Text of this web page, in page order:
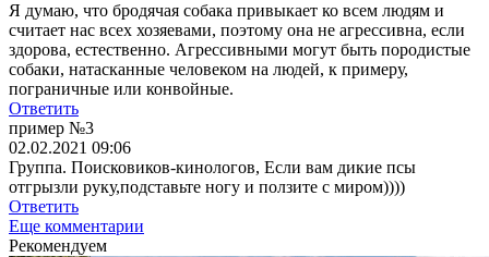
Я думаю, что бродячая собака привыкает ко всем людям и
считает нас всех хозяевами, поэтому она не агрессивна, если
здорова, естественно. Агрессивными могут быть породистые
собаки, натасканные человеком на людей, к примеру,
пограничные или конвойные.
Ответить
пример №3
02.02.2021 09:06
Группа. Поисковиков-кинологов, Если вам дикие псы
отгрызли руку,подставьте ногу и ползите с миром))))
Ответить
Еще комментарии
Рекомендуем